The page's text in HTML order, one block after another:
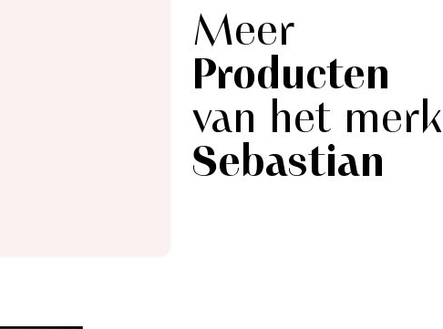
Meer
Producten
van het merk
Sebastian